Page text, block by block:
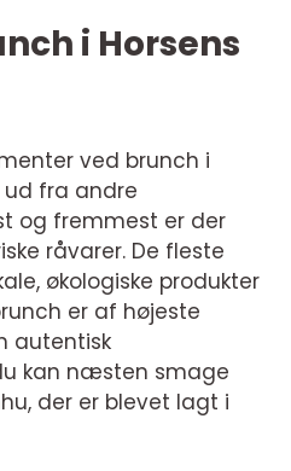
i Horsens
ved brunch i
ud fra andre
og fremmest er der
råvarer. De fleste
økologiske produkter
er af højeste
autentisk
kan næsten smage
der er blevet lagt i